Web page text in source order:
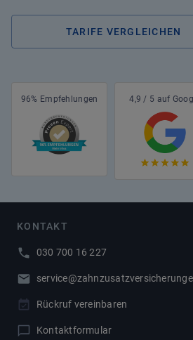
TARIFE VERGLEICHEN
96% Empfehlungen
4,9 / 5 auf
KONTAKT
030 700 16 227
Rückruf vereinbaren
Kontaktformular